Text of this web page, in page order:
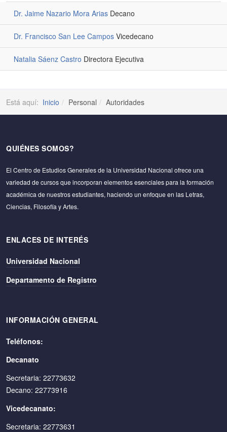
Dr. Jaime Nazario Mora Arias Decano
Dr. Francisco San Lee Campos Vicedecano
Natalia Sáenz Castro Directora Ejecutiva
Está aquí: Inicio Personal Autoridades
QUIÉNES SOMOS?
El Centro de Estudios Generales de la Universidad Nacional ofrece una
variedad de cursos que incorporan elementos esenciales para la formación
académica de nuestros estudiantes, haciendo un enfoque en las Letras,
Ciencias, Filosofía y Artes.
ENLACES DE INTERÉS
Universidad Nacional
Departamento de Registro
INFORMACIÓN GENERAL
Teléfonos:
Decanato
Secretaria: 22773632
Decano: 22773916
Vicedecanato:
Secretaria: 22773631